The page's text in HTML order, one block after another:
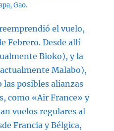
Gao.
el vuelo,
Febrero. Desde allí
Bioko), y la
Malabo),
posibles alianzas
como «Air France» y
vuelos regulares al
Francia y Bélgica,